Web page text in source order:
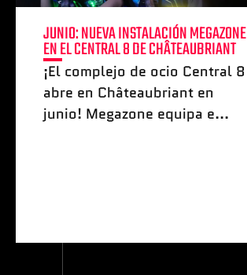
JUNIO: NUEVA INSTALACIÓN MEGAZONE
EN EL CENTRAL 8 DE CHÂTEAUBRIANT
¡El complejo de ocio Central 8
abre en Châteaubriant en
junio! Megazone equipa e...